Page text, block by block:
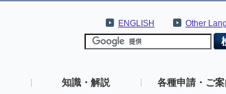
Other
ENGLISH
知識・解説 各種申請・ご